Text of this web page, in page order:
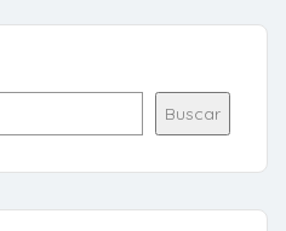
Buscar